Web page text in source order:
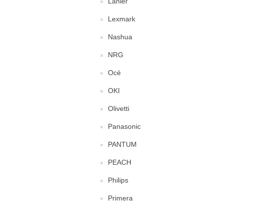
Lexmark
Nashua
NRG
Océ
OKI
Olivetti
Panasonic
PANTUM
PEACH
Philips
Primera